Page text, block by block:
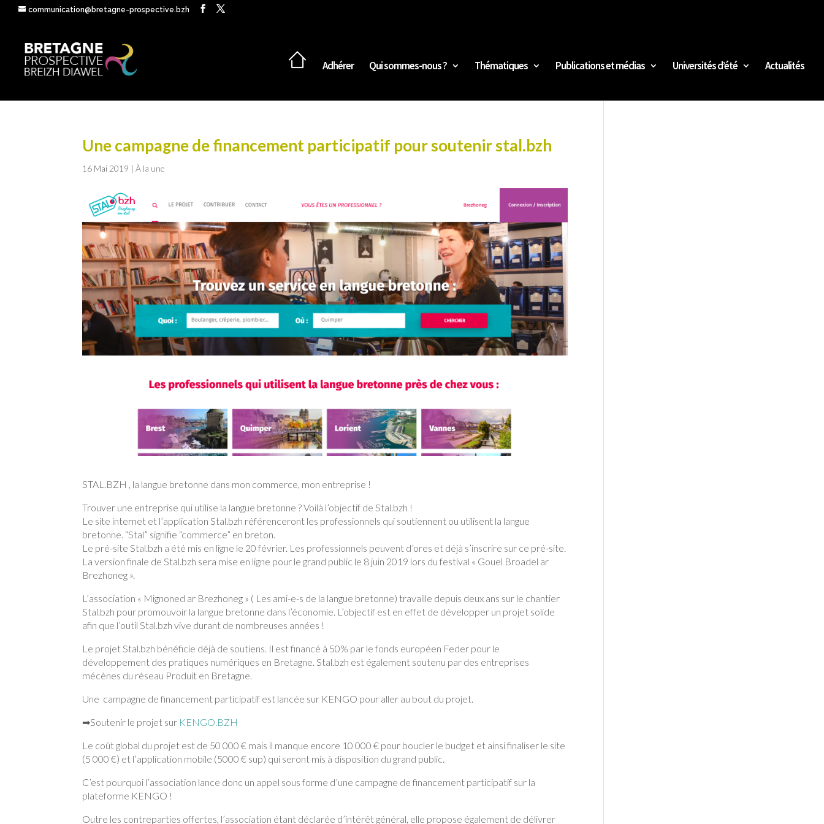
communication@bretagne-prospective.bzh
Adhérer Qui sommes-nous ? Thématiques Publications et médias Universités d’été Actualités
Une campagne de financement participatif pour soutenir stal.bzh
16 Mai 2019 |À la une
STAL.BZH , la langue bretonne dans mon commerce, mon entreprise !
Trouver une entreprise qui utilise la langue bretonne ? Voilà l’objectif de Stal.bzh !
Le site internet et l’application Stal.bzh référenceront les professionnels qui soutiennent ou utilisent la langue
bretonne. “Stal” signifie “commerce” en breton.
Le pré-site Stal.bzh a été mis en ligne le 20 février. Les professionnels peuvent d’ores et déjà s’inscrire sur ce pré-site.
La version finale de Stal.bzh sera mise en ligne pour le grand public le 8 juin 2019 lors du festival « Gouel Broadel ar
Brezhoneg ».
L’association « Mignoned ar Brezhoneg » ( Les ami-e-s de la langue bretonne) travaille depuis deux ans sur le chantier
Stal.bzh pour promouvoir la langue bretonne dans l’économie. L’objectif est en effet de développer un projet solide
afin que l’outil Stal.bzh vive durant de nombreuses années !
Le projet Stal.bzh bénéficie déjà de soutiens. Il est financé à 50% par le fonds européen Feder pour le
développement des pratiques numériques en Bretagne. Stal.bzh est également soutenu par des entreprises
mécènes du réseau Produit en Bretagne.
Une campagne de financement participatif est lancée sur KENGO pour aller au bout du projet.
➡Soutenir le projet sur KENGO.BZH
Le coût global du projet est de 50 000 € mais il manque encore 10 000 € pour boucler le budget et ainsi finaliser le site
(5 000 €) et l’application mobile (5000 € sup) qui seront mis à disposition du grand public.
C’est pourquoi l’association lance donc un appel sous forme d’une campagne de financement participatif sur la
plateforme KENGO !
Outre les contreparties offertes, l’association étant déclarée d’intérêt général, elle propose également de délivrer